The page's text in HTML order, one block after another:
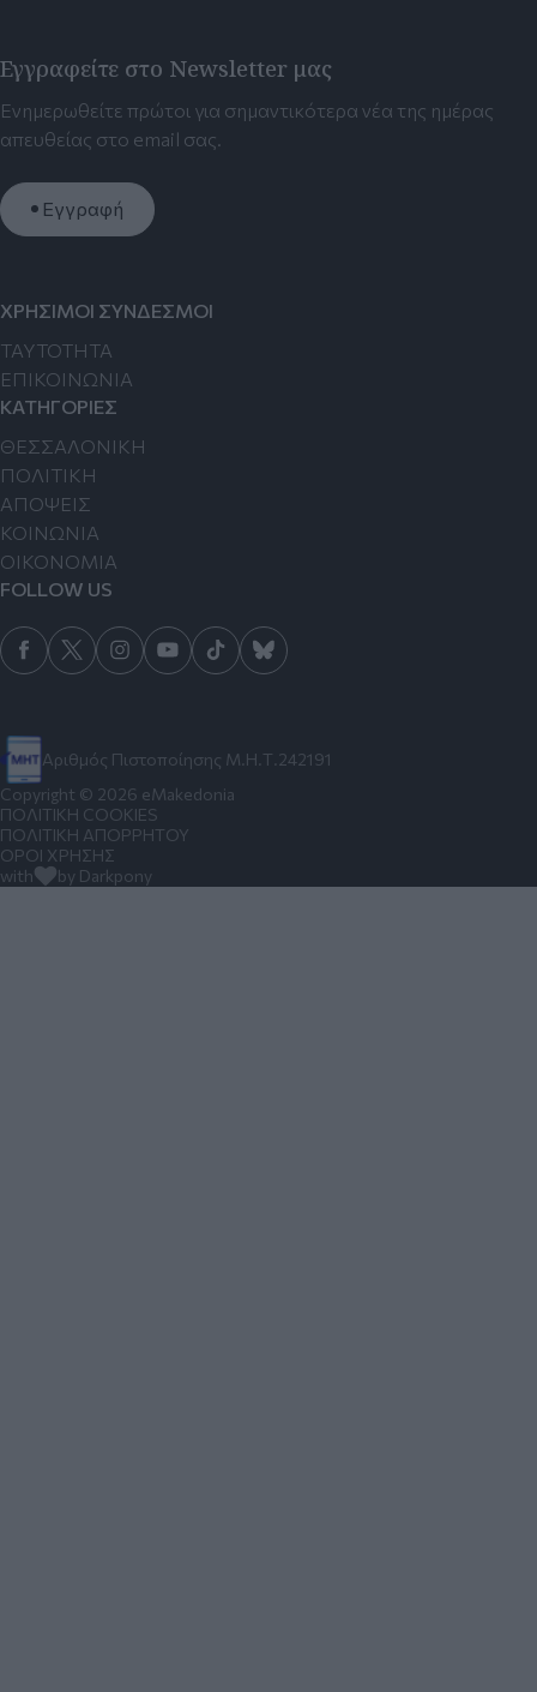
Εγγραφείτε στο Newsletter μας
Ενημερωθείτε πρώτοι για σημαντικότερα νέα της ημέρας
απευθείας στο email σας.
Εγγραφή
Αριθμός Πιστοποίησης Μ.Η.Τ.242191
ΧΡΗΣΙΜΟΙ ΣΥΝΔΕΣΜΟΙ
TAYTOTHTA
ΕΠΙΚΟΙΝΩΝΙΑ
ΚΑΤΗΓΟΡΙΕΣ
ΘΕΣΣΑΛΟΝΙΚΗ
ΠΟΛΙΤΙΚΗ
ΑΠΟΨΕΙΣ
ΚΟΙΝΩΝΙΑ
ΟΙΚΟΝΟΜΙΑ
FOLLOW US
Copyright © 2026 eMakedonia
ΠΟΛΙΤΙΚΗ COOKIES
ΠΟΛΙΤΙΚΗ ΑΠΟΡΡΗΤΟΥ
ΟΡΟΙ ΧΡΗΣΗΣ
with
by Darkpony